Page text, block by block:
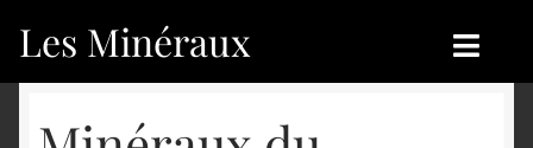
Aller
à
navigation
Aller
au
Les Minéraux